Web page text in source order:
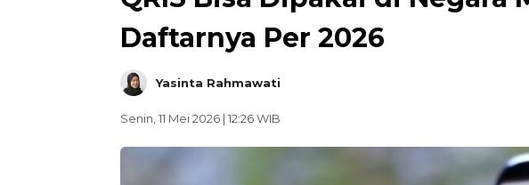
Daftarnya Per 2026
Yasinta Rahmawati
Senin, 11 Mei 2026 | 12:26 WIB